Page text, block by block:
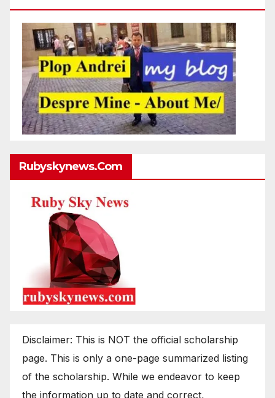
Rubyskynews.com
Disclaimer: This is NOT the official scholarship
page. This is only a one-page summarized listing
of the scholarship. While we endeavor to keep
the information up to date and correct,